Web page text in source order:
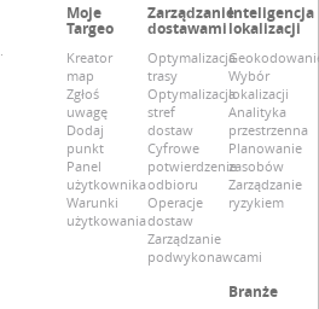
Moje
Targeo
Kreator
map
Zgłoś
uwagę
Dodaj
punkt
Panel
użytkownika
Warunki
użytkowania
Zarządzanie
dostawami
Optymalizacja
trasy
Optymalizacja
stref
dostaw
Cyfrowe
potwierdzenie
odbioru
Operacje
dostaw
Zarządzanie
podwykonawcami
Inteligencja
lokalizacji
Wybór
lokalizacji
Analityka
przestrzenna
Planowanie
zasobów
Zarządzanie
ryzykiem
Branże